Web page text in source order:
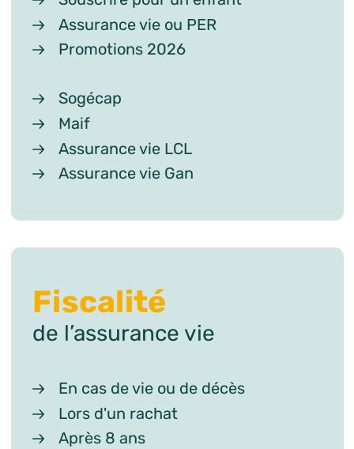
Assurance vie ou PER
Promotions 2026
Sogécap
Maif
Assurance vie LCL
Assurance vie Gan
Fiscalité
de l’assurance vie
En cas de vie ou de décès
Lors d'un rachat
Après 8 ans